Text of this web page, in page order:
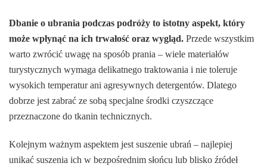
Dbanie o ubrania podczas podróży to istotny aspekt, który
może wpłynąć na ich trwałość oraz wygląd. Przede wszystkim
warto zwrócić uwagę na sposób prania – wiele materiałów
turystycznych wymaga delikatnego traktowania i nie toleruje
wysokich temperatur ani agresywnych detergentów. Dlatego
dobrze jest zabrać ze sobą specjalne środki czyszczące
przeznaczone do tkanin technicznych.
Kolejnym ważnym aspektem jest suszenie ubrań – najlepiej
unikać suszenia ich w bezpośrednim słońcu lub blisko źródeł